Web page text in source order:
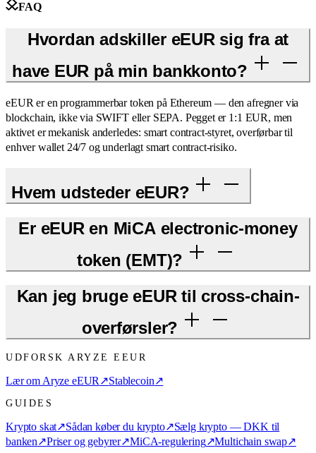
FAQ
Hvordan adskiller eEUR sig fra at
have EUR på min bankkonto?
eEUR er en programmerbar token på Ethereum — den afregner via
blockchain, ikke via SWIFT eller SEPA. Pegget er 1:1 EUR, men
aktivet er mekanisk anderledes: smart contract-styret, overførbar til
enhver wallet 24/7 og underlagt smart contract-risiko.
Hvem udsteder eEUR?
Er eEUR en MiCA electronic-money
token (EMT)?
Kan jeg bruge eEUR til cross-chain-
overførsler?
UDFORSK ARYZE EEUR
Lær om Aryze eEUR ↗Stablecoin↗
GUIDES
Krypto skat↗Sådan køber du krypto↗Sælg krypto — DKK til
banken↗Priser og gebyrer↗MiCA-regulering↗Multichain swap↗